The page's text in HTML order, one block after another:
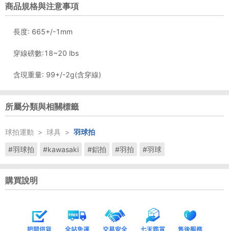
商品規格與注意事項
長度: 665+/-1mm
穿線磅數:18~20 lbs
含現重量: 99+/-2g(含穿線)
所屬分類與相關標籤
球拍運動 > 球具 > 羽球拍
#羽球拍
#kawasaki #鋁拍 #羽拍 #羽球
購買說明